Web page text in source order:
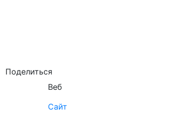
Поделиться
Веб
Сайт